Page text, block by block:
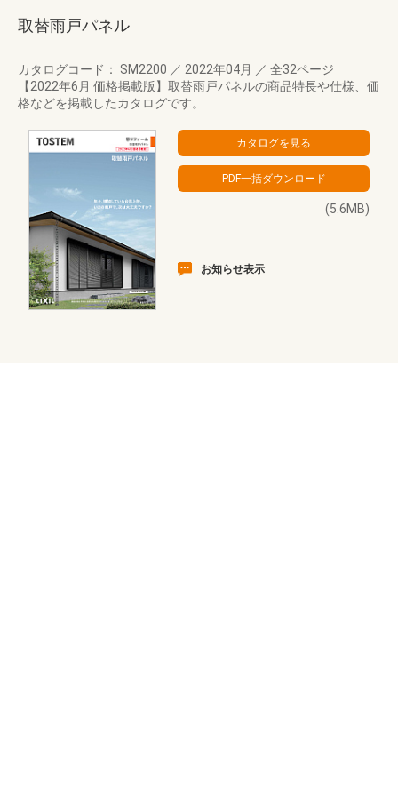
取替雨戸パネル
カタログコード： SM2200 ／ 2022年04月 ／ 全32ページ
【2022年6月 価格掲載版】取替雨戸パネルの商品特長や仕様、価
格などを掲載したカタログです。
(5.6MB)
お知らせ表示